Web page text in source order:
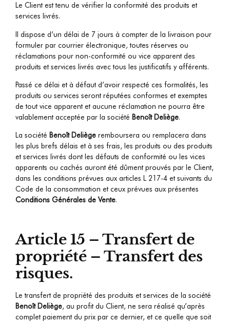
Le Client est tenu de vérifier la conformité des produits et
services livrés.
Il dispose d’un délai de 7 jours à compter de la livraison pour
formuler par courrier électronique,toutes réserves ou
réclamations pour non-conformité ou vice apparent des
produits et services livrés avec tous les justificatifs y afférents.
Passé ce délai et à défaut d’avoir respecté ces formalités, les
produits ou services seront réputées conformes et exemptes
de tout vice apparent et aucune réclamation ne pourra être
valablement acceptée par la société Benoît Deliège.
La société Benoît Deliège remboursera ou remplacera dans
les plus brefs délais et à ses frais, les produits ou des produits
et services livrés dont les défauts de conformité ou les vices
apparents ou cachés auront été dûment prouvés par le Client,
dans les conditions prévues aux articles L 217-4 et suivants du
Code de la consommation et ceux prévues aux présentes
Conditions Générales de Vente.
Article 15 – Transfert de
propriété – Transfert des
risques.
Le transfert de propriété des produits et services de la société
Benoît Deliège, au profit du Client, ne sera réalisé qu’après
complet paiement du prix par ce dernier, et ce quelle que soit